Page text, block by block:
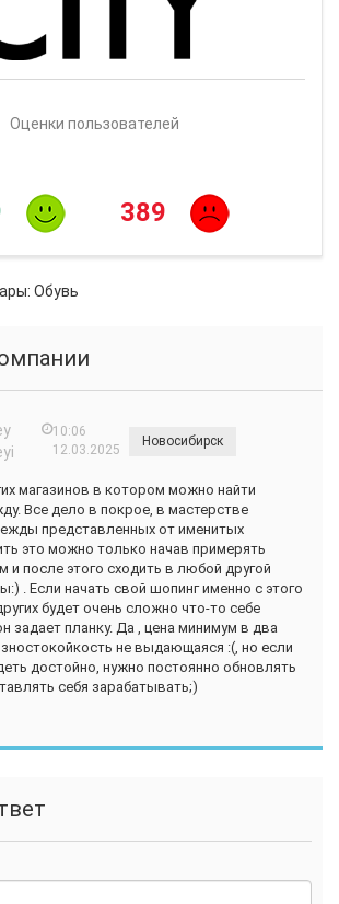
Оценки пользователей
389
Обувь
10:06
12.03.2025
Новосибирск
магазинов в котором можно найти
Все дело в покрое, в мастерстве
представленных от именитых
это можно только начав примерять
и после этого сходить в любой другой
. Если начать свой шопинг именно с этого
будет очень сложно что-то себе
задает планку. Да , цена минимум в два
не выдающаяся :(, но если
достойно, нужно постоянно обновлять
себя зарабатывать;)